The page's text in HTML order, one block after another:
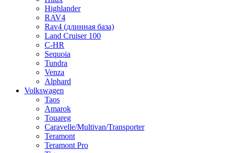
Highlander
RAV4
Rav4 (длинная база)
Land Cruiser 100
C-HR
Sequoia
Tundra
Venza
Alphard
Volkswagen
Taos
Amarok
Touareg
Caravelle/Multivan/Transporter
Teramont
Teramont Pro